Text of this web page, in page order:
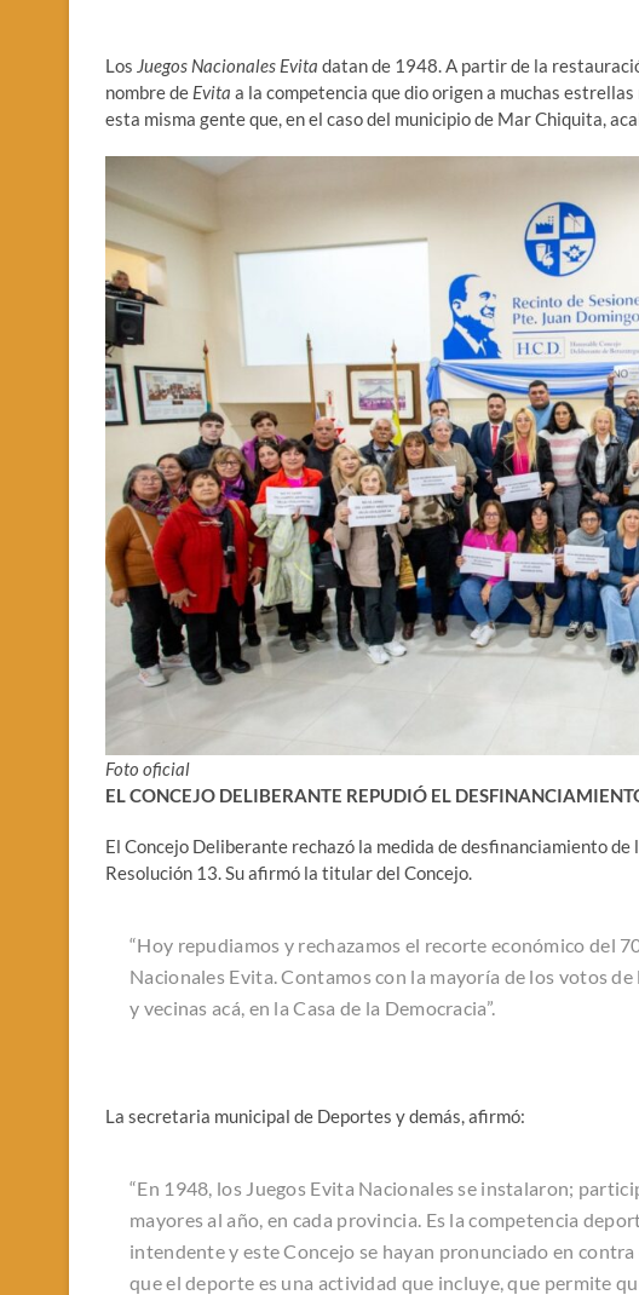
Los Juegos Nacionales Evita datan de 1948. A partir de la
nombre de Evita a la competencia que dio origen a muchas
esta misma gente que, en el caso del municipio de Mar Chiquita,
Foto oficial
EL CONCEJO DELIBERANTE REPUDIÓ EL
El Concejo Deliberante rechazó la medida de desfinanciamiento
Resolución 13. Su afirmó la titular del Concejo.
“Hoy repudiamos y rechazamos el recorte económico del
Nacionales Evita. Contamos con la mayoría de los votos
y vecinas acá, en la Casa de la Democracia”.
La secretaria municipal de Deportes y demás, afirmó:
“En 1948, los Juegos Evita Nacionales se instalaron;
mayores al año, en cada provincia. Es la competencia
intendente y este Concejo se hayan pronunciado en
que el deporte es una actividad que incluye, que permite